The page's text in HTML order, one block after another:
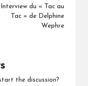
Interview du « Tac au
Tac » de Delphine
Wephre
the discussion?